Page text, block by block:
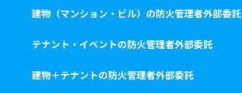
建物（マンション・ビル）の防火管理者外部委託
テナント・イベントの防火管理者外部委託
建物＋テナントの防火管理者外部委託